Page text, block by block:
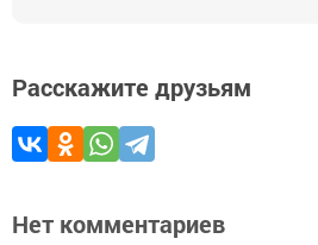
Расскажите друзьям
Нет комментариев